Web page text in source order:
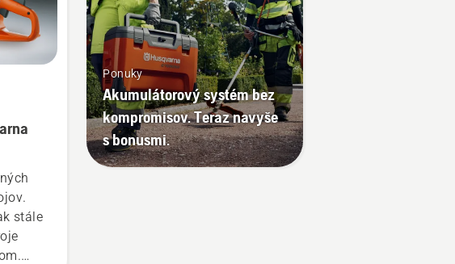
stále
Ponuky
Akumulátorový systém bez
kompromisov. Teraz navyše
s bonusmi.